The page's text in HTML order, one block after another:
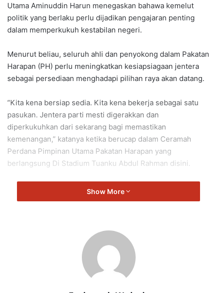
Utama Aminuddin Harun menegaskan bahawa kemelut
politik yang berlaku perlu dijadikan pengajaran penting
dalam memperkukuh kestabilan negeri.
Menurut beliau, seluruh ahli dan penyokong dalam Pakatan
Harapan (PH) perlu meningkatkan kesiapsiagaan jentera
sebagai persediaan menghadapi pilihan raya akan datang.
“Kita kena bersiap sedia. Kita kena bekerja sebagai satu
pasukan. Jentera parti mesti digerakkan dan
diperkukuhkan dari sekarang bagi memastikan
kemenangan,” katanya ketika berucap dalam Ceramah
Perdana Pimpinan Utama Pakatan Harapan yang
berlangsung Di Stadium Tuanku Abdul Rahman disini.
Tambah Aminuddin, situasi semasa menuntut semua
kerajaan negeri agar tidak leka, sebaliknya terus
Dalam masa sama, Aminuddin menegaskan bahawa
kestabilan negeri tetap menjadi keutamaan, dan kerajaan
negeri akan terus memberi fokus kepada pembangunan
Show More